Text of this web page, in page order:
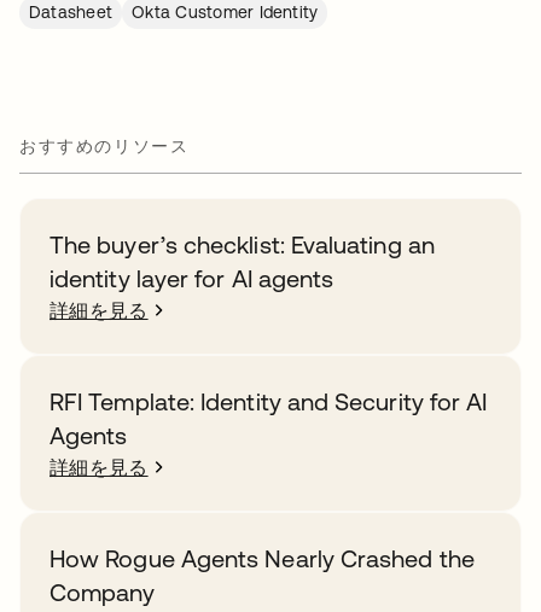
Datasheet
Okta Customer Identity
おすすめのリソース
The buyer’s checklist: Evaluating an
identity layer for AI agents
詳細を見る
RFI Template: Identity and Security for AI
Agents
詳細を見る
How Rogue Agents Nearly Crashed the
Company